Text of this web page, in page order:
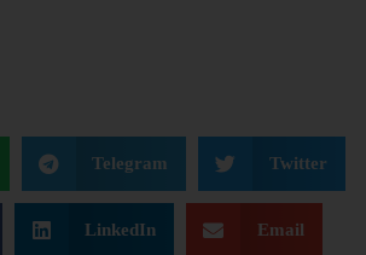
Telegram Twitter
LinkedIn Email